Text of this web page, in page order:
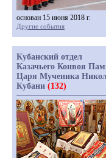
основан 15 июня 2018 г.
Другие события
Кубанский отдел
Казачьего Конвоя
Царя Мученика
Кубани (132)